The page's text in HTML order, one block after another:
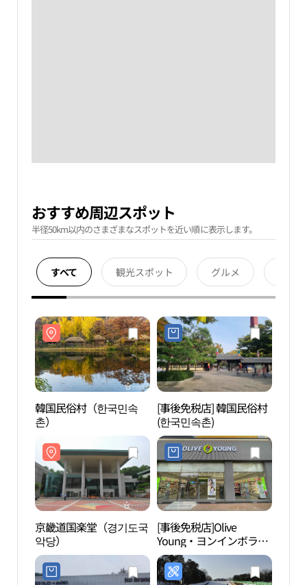
おすすめ周辺スポット
半径50km以内のさまざまなスポットを近い順に表示します。
すべて 観光スポット グルメ
韓国民俗村（한국민속
촌）
[事後免税店] 韓国民俗村
(한국민속촌)
京畿道国楽堂（경기도국
악당）
[事後免税店]Olive
Young・ヨンインボラ
（龍仁甫羅）店(올리브
영 용인보라점)